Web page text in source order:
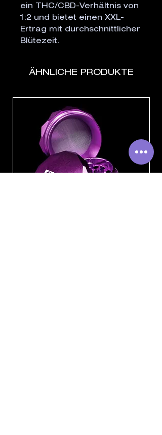
ein THC/CBD-Verhältnis von
1:2 und bietet einen XXL-
Ertrag mit durchschnittlicher
Blütezeit.
ÄHNLICHE PRODUKTE